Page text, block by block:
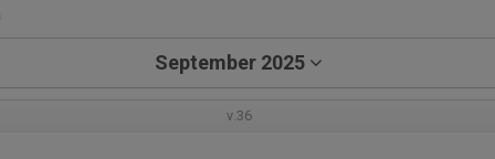
September 2025
v.36